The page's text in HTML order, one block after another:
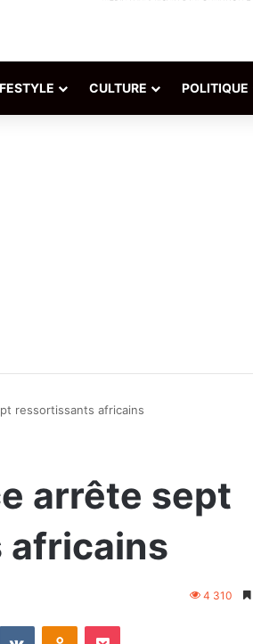
CULTURE POLITIQUE
ressortissants africains
arrête sept
africains
4 310
VKontakteOdnoklassniki
Pocket